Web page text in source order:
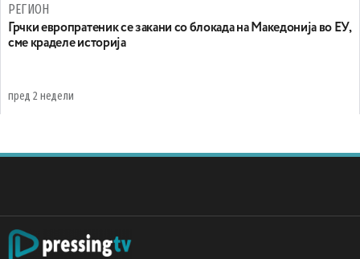
РЕГИОН
Грчки европратеник се закани со блокада на Македонија во ЕУ,
сме краделе историја
пред 2 недели